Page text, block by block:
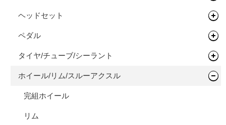
オールロードバイク
完成車
フレーム
シートポスト
ドロップバー
フラットバー
ステム
ライザーバー
TTバー（エクステンションバー）
ヘッドセット
ヘッドセット
関連パーツ
ペダル
フラットペダル
ビンディングペダル
タイヤ/チューブ/シーラント
ロードタイヤ（クリンチャー）
ロードタイヤ（チューブレス/レディ）
ロードタイヤ（チューブラー）
ホイール/リム/スルーアクスル
完組ホイール
リム